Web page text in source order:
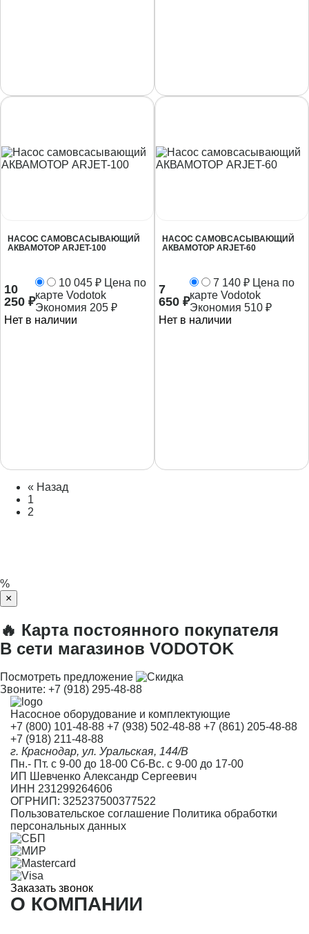
НАСОС САМОВСАСЫВАЮЩИЙ
АКВАМОТОР ARJET-100
10
250 ₽
10 045 ₽ Цена по
карте Vodotok
Экономия 205 ₽
Нет в наличии
НАСОС САМОВСАСЫВАЮЩИЙ
АКВАМОТОР ARJET-60
7
650 ₽
7 140 ₽ Цена по
карте Vodotok
Экономия 510 ₽
Нет в наличии
« Назад
1
2
%
×
🔥 Карта постоянного покупателя
В сети магазинов VODOTOK
Посмотреть предложение
Звоните: +7 (918) 295-48-88
Насосное оборудование и комплектующие
+7 (800) 101-48-88 +7 (938) 502-48-88 +7 (861) 205-48-88
+7 (918) 211-48-88
г. Краснодар, ул. Уральская, 144/В
Пн.- Пт. с 9-00 до 18-00 Сб-Вс. с 9-00 до 17-00
ИП Шевченко Александр Сергеевич
ИНН 231299264606
ОГРНИП: 325237500377522
Пользовательское соглашение Политика обработки
персональных данных
Заказать звонок
О КОМПАНИИ